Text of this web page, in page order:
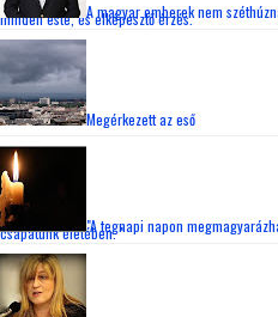
A magyar emberek nem
minden este, és elképesztő érzés.
Megérkezett az eső
"A tegnapi napon
csapatunk életében. "